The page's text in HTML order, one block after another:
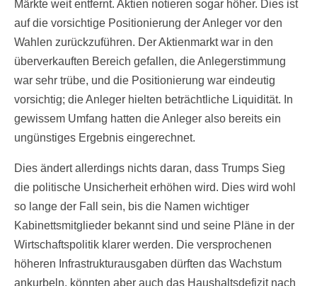
Märkte weit entfernt. Aktien notieren sogar höher. Dies ist
auf die vorsichtige Positionierung der Anleger vor den
Wahlen zurückzuführen. Der Aktienmarkt war in den
überverkauften Bereich gefallen, die Anlegerstimmung
war sehr trübe, und die Positionierung war eindeutig
vorsichtig; die Anleger hielten beträchtliche Liquidität. In
gewissem Umfang hatten die Anleger also bereits ein
ungünstiges Ergebnis eingerechnet.
Dies ändert allerdings nichts daran, dass Trumps Sieg
die politische Unsicherheit erhöhen wird. Dies wird wohl
so lange der Fall sein, bis die Namen wichtiger
Kabinettsmitglieder bekannt sind und seine Pläne in der
Wirtschaftspolitik klarer werden. Die versprochenen
höheren Infrastrukturausgaben dürften das Wachstum
ankurbeln, könnten aber auch das Haushaltsdefizit nach